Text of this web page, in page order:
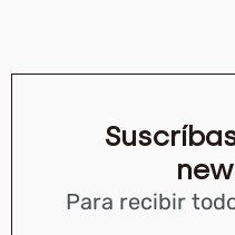
Para recibir